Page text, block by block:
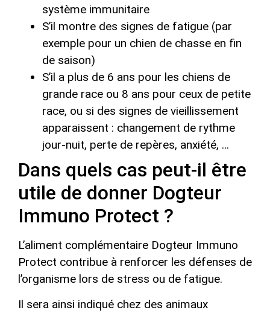
système immunitaire
S’il montre des signes de fatigue (par
exemple pour un chien de chasse en fin
de saison)
S’il a plus de 6 ans pour les chiens de
grande race ou 8 ans pour ceux de petite
race, ou si des signes de vieillissement
apparaissent : changement de rythme
jour-nuit, perte de repères, anxiété, …
Dans quels cas peut-il être
utile de donner Dogteur
Immuno Protect ?
L’aliment complémentaire Dogteur Immuno
Protect contribue à renforcer les défenses de
l’organisme lors de stress ou de fatigue.
Il sera ainsi indiqué chez des animaux